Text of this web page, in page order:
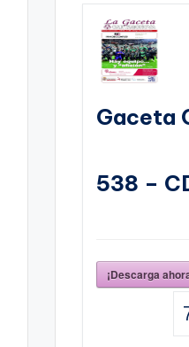
Gaceta
538 –
¡Descarga